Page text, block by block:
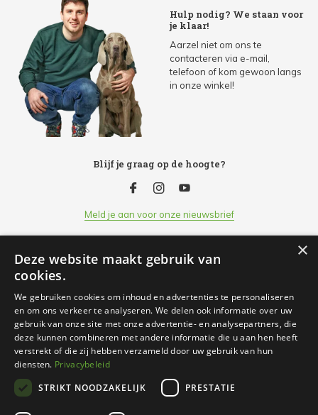
Hulp nodig? We staan voor
je klaar!
Aarzel niet om ons te
contacteren via e-mail,
telefoon of kom gewoon langs
in onze winkel!
Blijf je graag op de hoogte?
Meld je aan voor onze nieuwsbrief
Klantenservice
Openingsuren
Informatie
Contact
×
Deze website maakt gebruik van
cookies.
We gebruiken cookies om inhoud en advertenties te personaliseren
en om ons verkeer te analyseren. We delen ook informatie over uw
gebruik van onze site met onze advertentie- en analysepartners, die
deze kunnen combineren met andere informatie die u aan hen heeft
verstrekt of die zij hebben verzameld door uw gebruik van hun
diensten. Privacybeleid
STRIKT NOODZAKELIJK
PRESTATIE